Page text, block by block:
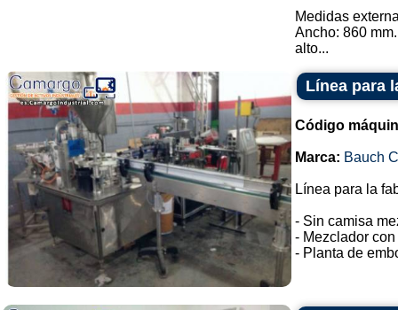
Medidas
Ancho: 860 mm.
alto...
Línea para
Código
Marca: Bauch
Línea para la
- Sin camisa
- Mezclador
- Planta de